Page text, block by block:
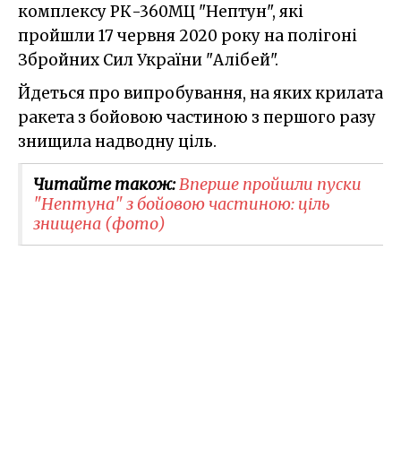
комплексу РК-360МЦ "Нептун", які
пройшли 17 червня 2020 року на полігоні
Збройних Сил України "Алібей".
Йдеться про випробування, на яких крилата
ракета з бойовою частиною з першого разу
знищила надводну ціль.
Читайте також:Вперше пройшли пуски
"Нептуна" з бойовою частиною: ціль
знищена (фото)